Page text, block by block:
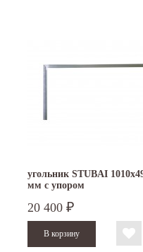
угольник STUBAI
мм с упором
20 400 ₽